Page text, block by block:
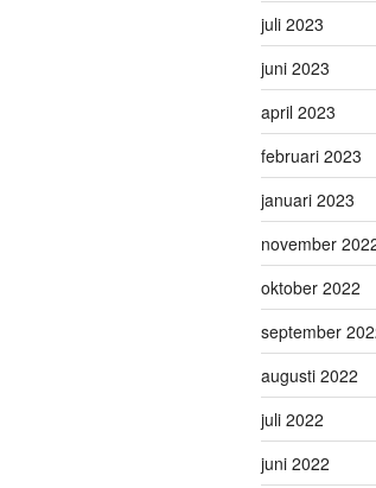
juli 2023
juni 2023
april 2023
februari 2023
januari 2023
november
oktober 2022
september
augusti 2022
juli 2022
juni 2022